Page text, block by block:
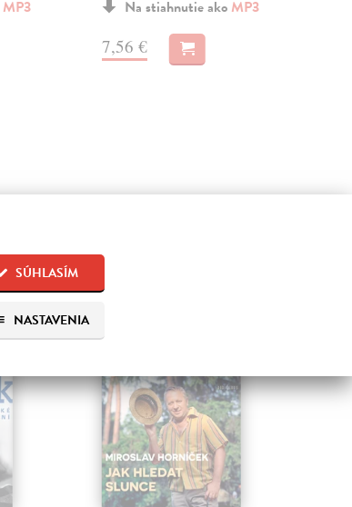
SÚHLASÍM
NASTAVENIA
MP3 Na stiahnutie ako MP3
7,56 €